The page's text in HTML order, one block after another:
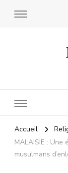
Accueil
MALAISIE :
musulmans